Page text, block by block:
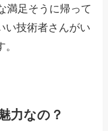
満足そうに帰って
い技術者さんがい
力なの？